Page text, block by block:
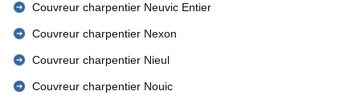
Couvreur charpentier Neuvic Entier
Couvreur charpentier Nexon
Couvreur charpentier Nieul
Couvreur charpentier Nouic